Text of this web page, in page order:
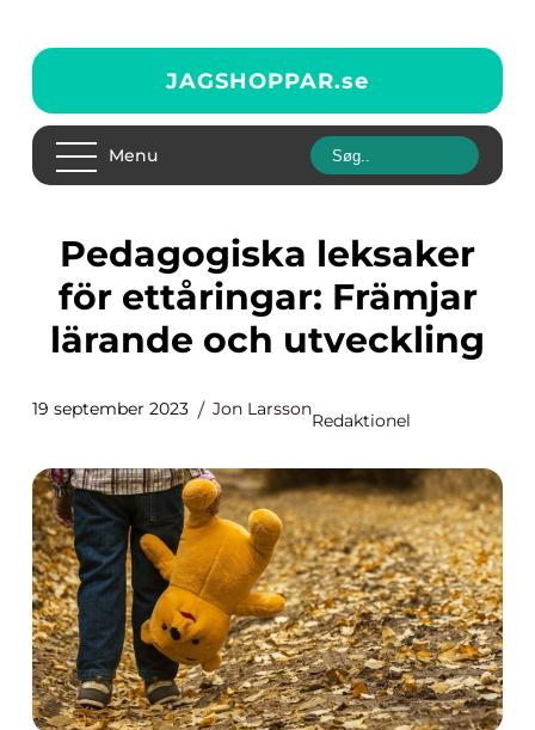
JAGSHOPPAR.se
Menu
Pedagogiska leksaker
för ettåringar: Främjar
lärande och utveckling
19 september 2023 Jon Larsson
Redaktionel